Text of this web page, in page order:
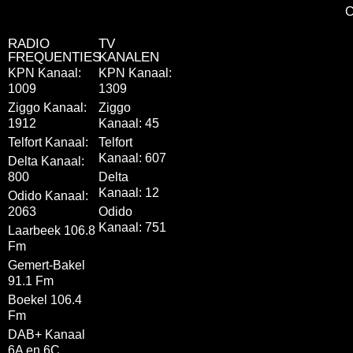
RADIO
FREQUENTIES
KPN Kanaal:
1009
Ziggo Kanaal:
1912
Telfort Kanaal:
Delta Kanaal:
800
Odido Kanaal:
2063
Laarbeek 106.8
Fm
Gemert-Bakel
91.1 Fm
Boekel 106.4
Fm
DAB+ Kanaal
TV
KANALEN
KPN Kanaal:
1309
Ziggo
Kanaal: 45
Telfort
Kanaal: 607
Delta
Kanaal: 12
Odido
Kanaal: 751